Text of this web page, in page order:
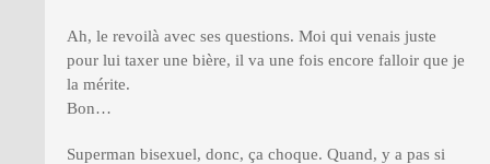
Ah, le revoilà avec ses questions. Moi qui venais juste
pour lui taxer une bière, il va une fois encore falloir que je
la mérite.
Bon…
Superman bisexuel, donc, ça choque. Quand, y a pas si